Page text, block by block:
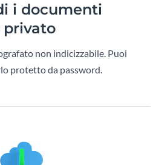
i documenti
privato
non indicizzabile. Puoi
protetto da password.